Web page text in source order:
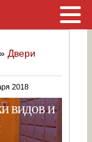
Двери
2018
видов и